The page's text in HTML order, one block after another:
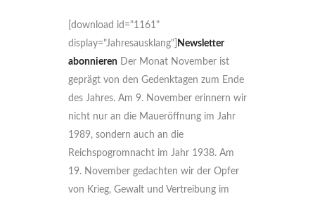
[download id="1161"
display="Jahresausklang"] Newsletter
abonnieren Der Monat November ist
geprägt von den Gedenktagen zum Ende
des Jahres. Am 9. November erinnern wir
nicht nur an die Maueröffnung im Jahr
1989, sondern auch an die
Reichspogromnacht im Jahr 1938. Am
19. November gedachten wir der Opfer
von Krieg, Gewalt und Vertreibung im